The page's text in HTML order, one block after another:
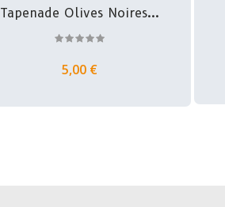
Tapenade Olives Noires...
5,00 €